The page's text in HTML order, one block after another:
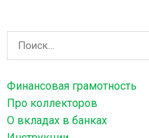
а
т
и
:
Финансовая грамотность
Про коллекторов
О вкладах в банках